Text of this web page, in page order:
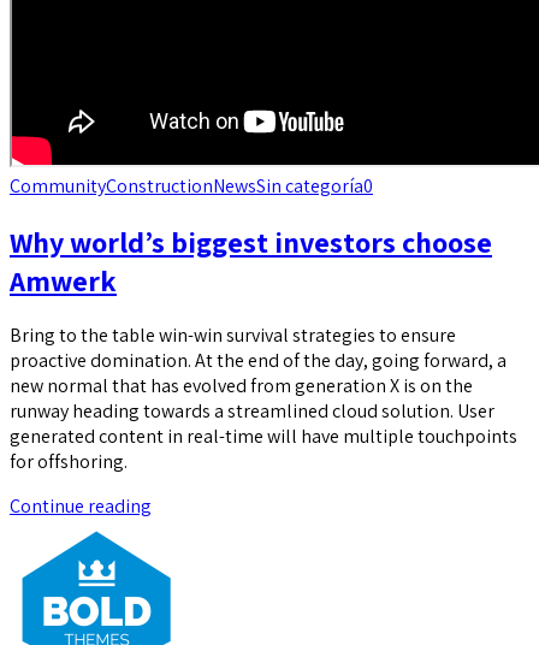
CommunityConstructionNewsSin categoría0
Why world’s biggest investors choose
Amwerk
Bring to the table win-win survival strategies to ensure
proactive domination. At the end of the day, going forward, a
new normal that has evolved from generation X is on the
runway heading towards a streamlined cloud solution. User
generated content in real-time will have multiple touchpoints
for offshoring.
Continue reading